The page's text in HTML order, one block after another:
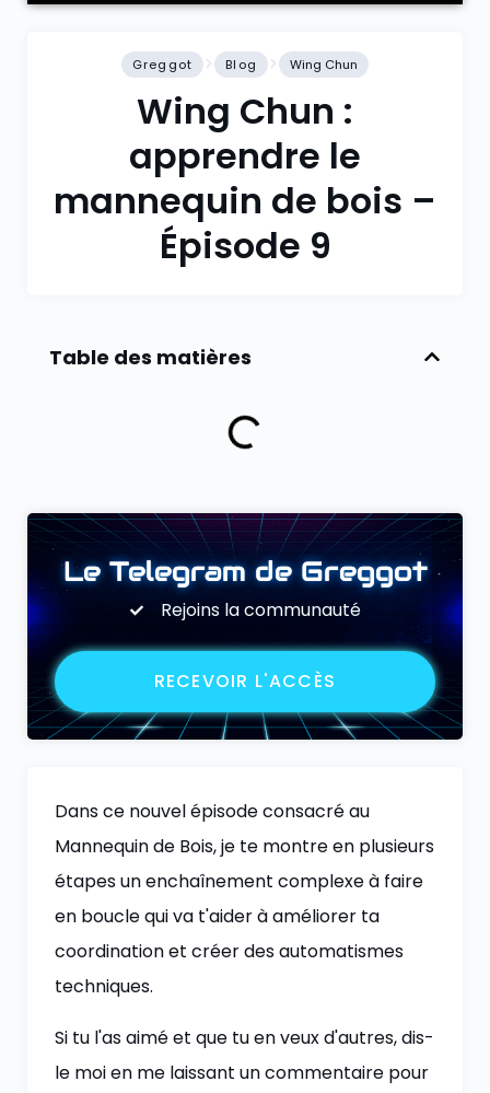
Greggot Blog Wing Chun
Wing Chun :
apprendre le
mannequin de bois –
Épisode 9
Dans ce nouvel épisode consacré au
Mannequin de Bois, je te montre en plusieurs
étapes un enchaînement complexe à faire
en boucle qui va t'aider à améliorer ta
coordination et créer des automatismes
techniques.
Si tu l'as aimé et que tu en veux d'autres, dis-
le moi en me laissant un commentaire pour
Table des matières
Le Telegram de Greggot
Rejoins la communauté
RECEVOIR L'ACCÈS